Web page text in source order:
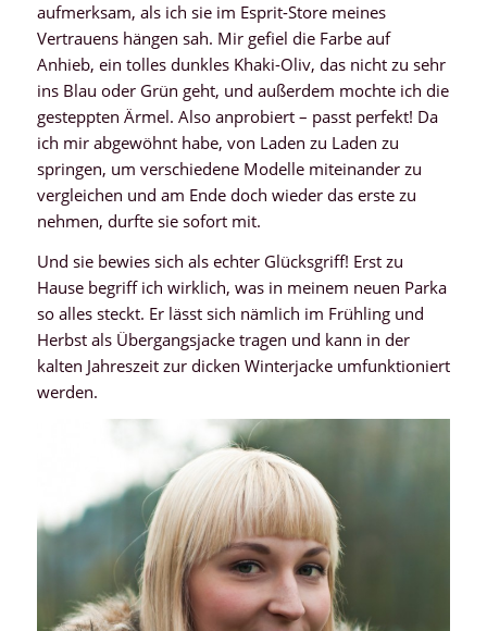
aufmerksam, als ich sie im Esprit-Store meines
Vertrauens hängen sah. Mir gefiel die Farbe auf
Anhieb, ein tolles dunkles Khaki-Oliv, das nicht zu sehr
ins Blau oder Grün geht, und außerdem mochte ich die
gesteppten Ärmel. Also anprobiert – passt perfekt! Da
ich mir abgewöhnt habe, von Laden zu Laden zu
springen, um verschiedene Modelle miteinander zu
vergleichen und am Ende doch wieder das erste zu
nehmen, durfte sie sofort mit.
Und sie bewies sich als echter Glücksgriff! Erst zu
Hause begriff ich wirklich, was in meinem neuen Parka
so alles steckt. Er lässt sich nämlich im Frühling und
Herbst als Übergangsjacke tragen und kann in der
kalten Jahreszeit zur dicken Winterjacke umfunktioniert
werden.